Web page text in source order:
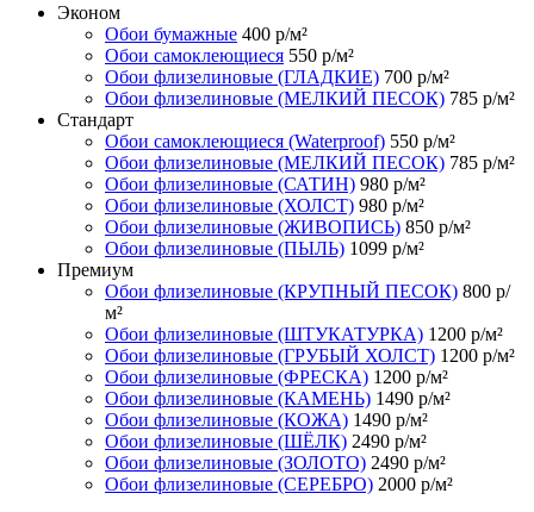
Эконом
Обои бумажные 400 р/м²
Обои самоклеющиеся 550 р/м²
Обои флизелиновые (ГЛАДКИЕ) 700 р/м²
Обои флизелиновые (МЕЛКИЙ ПЕСОК) 785 р/м²
Стандарт
Обои самоклеющиеся (Waterproof) 550 р/м²
Обои флизелиновые (МЕЛКИЙ ПЕСОК) 785 р/м²
Обои флизелиновые (САТИН) 980 р/м²
Обои флизелиновые (ХОЛСТ) 980 р/м²
Обои флизелиновые (ЖИВОПИСЬ) 850 р/м²
Обои флизелиновые (ПЫЛЬ) 1099 р/м²
Премиум
Обои флизелиновые (КРУПНЫЙ ПЕСОК) 800 р/
м²
Обои флизелиновые (ШТУКАТУРКА) 1200 р/м²
Обои флизелиновые (ГРУБЫЙ ХОЛСТ) 1200 р/м²
Обои флизелиновые (ФРЕСКА) 1200 р/м²
Обои флизелиновые (КАМЕНЬ) 1490 р/м²
Обои флизелиновые (КОЖА) 1490 р/м²
Обои флизелиновые (ШЁЛК) 2490 р/м²
Обои флизелиновые (ЗОЛОТО) 2490 р/м²
Обои флизелиновые (СЕРЕБРО) 2000 р/м²